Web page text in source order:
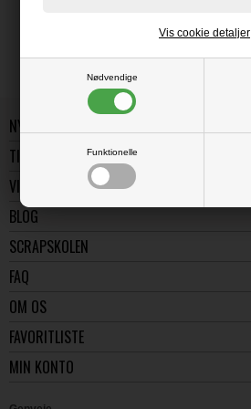
Nødvendige
Funktionelle
Vis cookie detaljer
En inch svarer til 2,54 cm.
NYE VARER
TILBUD
VIDENSBANK
BLOG
SCRAPSKOLEN
FAQ
OM OS
FAVORITLISTE
MIN KONTO